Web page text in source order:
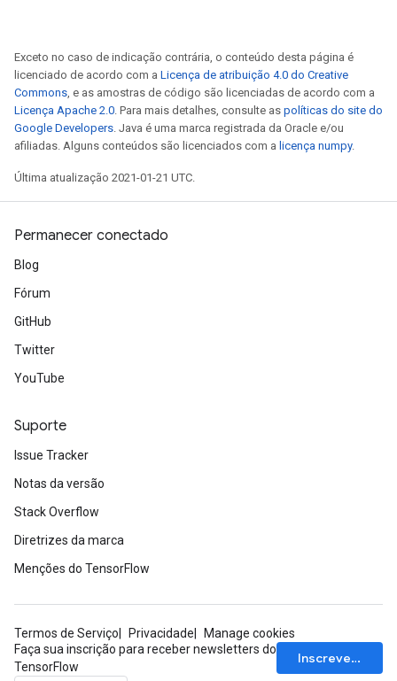
Exceto no caso de indicação contrária, o conteúdo desta página é
licenciado de acordo com a Licença de atribuição 4.0 do Creative
Commons, e as amostras de código são licenciadas de acordo com a
Licença Apache 2.0. Para mais detalhes, consulte as políticas do site do
Google Developers. Java é uma marca registrada da Oracle e/ou
afiliadas. Alguns conteúdos são licenciados com a licença numpy.
Última atualização 2021-01-21 UTC.
Permanecer conectado
Blog
Fórum
GitHub
Twitter
YouTube
Suporte
Issue Tracker
Notas da versão
Stack Overflow
Diretrizes da marca
Menções do TensorFlow
Termos de Serviço Privacidade
Manage cookies
Faça sua inscrição para receber newsletters do
TensorFlow
Inscrever-se